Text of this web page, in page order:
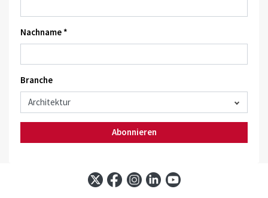
Nachname *
Branche
Abonnieren